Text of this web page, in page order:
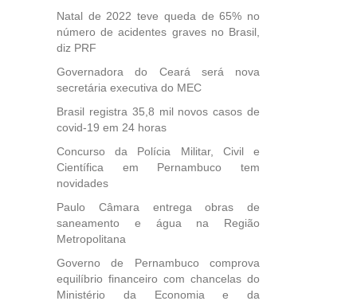
Natal de 2022 teve queda de 65% no
número de acidentes graves no Brasil,
diz PRF
Governadora do Ceará será nova
secretária executiva do MEC
Brasil registra 35,8 mil novos casos de
covid-19 em 24 horas
Concurso da Polícia Militar, Civil e
Científica em Pernambuco tem
novidades
Paulo Câmara entrega obras de
saneamento e água na Região
Metropolitana
Governo de Pernambuco comprova
equilíbrio financeiro com chancelas do
Ministério da Economia e da